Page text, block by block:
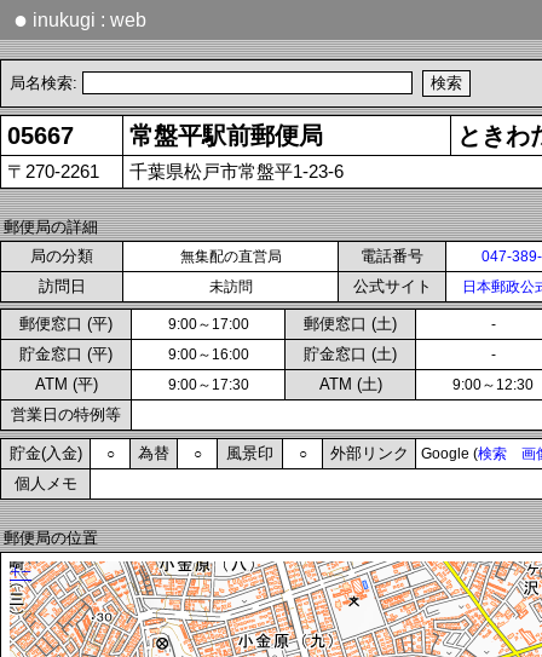
● inukugi : web
局名検索:
05667 常盤平駅前郵便局 ときわ
〒270-2261 千葉県松戸市常盤平1-23-6
郵便局の詳細
局の分類
無集配の直営局 電話番号 047-
訪問日 未訪問 公式サイト 日本郵政公
郵便窓口 (平) 9:00～17:00 郵便窓口 (土) -
貯金窓口 (平) 9:00～16:00 貯金窓口 (土) -
ATM (平) 9:00～17:30 ATM (土) 9:00～12:30
営業日の特例等
貯金(入金) ○ 為替 ○ 風景印 ○ 外部リンク Google (検索 画
個人メモ
郵便局の位置